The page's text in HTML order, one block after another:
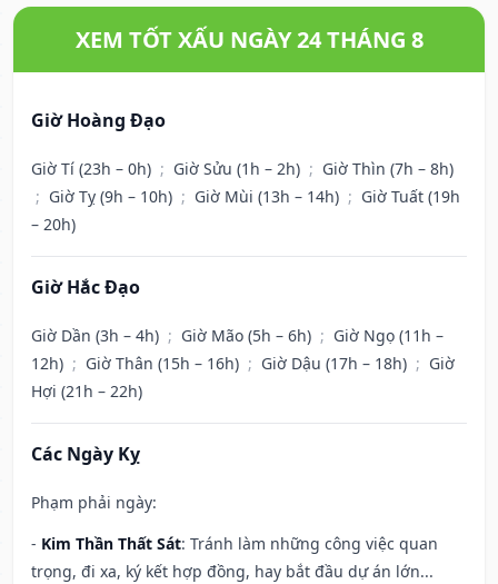
XEM TỐT XẤU NGÀY 24 THÁNG 8
Giờ Hoàng Đạo
Giờ Tí (23h – 0h) ; Giờ Sửu (1h – 2h) ; Giờ Thìn (7h – 8h)
; Giờ Tỵ (9h – 10h) ; Giờ Mùi (13h – 14h) ; Giờ Tuất (19h
– 20h)
Giờ Hắc Đạo
Giờ Dần (3h – 4h) ; Giờ Mão (5h – 6h) ; Giờ Ngọ (11h –
12h) ; Giờ Thân (15h – 16h) ; Giờ Dậu (17h – 18h) ; Giờ
Hợi (21h – 22h)
Các Ngày Kỵ
Phạm phải ngày:
- Kim Thần Thất Sát: Tránh làm những công việc quan
trọng, đi xa, ký kết hợp đồng, hay bắt đầu dự án lớn...